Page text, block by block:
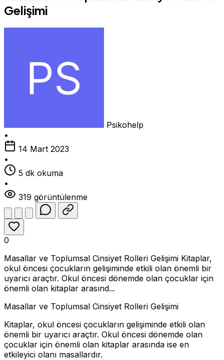
Gelişimi
Psikohelp
•
14 Mart 2023
•
5 dk okuma
•
319 görüntülenme
0
Masallar ve Toplumsal Cinsiyet Rolleri Gelişimi Kitaplar,
okul öncesi çocukların gelişiminde etkili olan önemli bir
uyarıcı araçtır. Okul öncesi dönemde olan çocuklar için
önemli olan kitaplar arasınd...
Masallar ve Toplumsal Cinsiyet Rolleri Gelişimi
Kitaplar, okul öncesi çocukların gelişiminde etkili olan
önemli bir uyarıcı araçtır. Okul öncesi dönemde olan
çocuklar için önemli olan kitaplar arasında ise en
etkileyici olanı masallardır.